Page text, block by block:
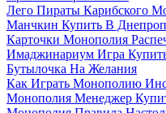
Лего Пираты Карибского
Манчкин Купить В
Карточки Монополия
Имаджинариум Игра
Бутылочка На Желания
Как Играть Монополию
Монополия Менеджер